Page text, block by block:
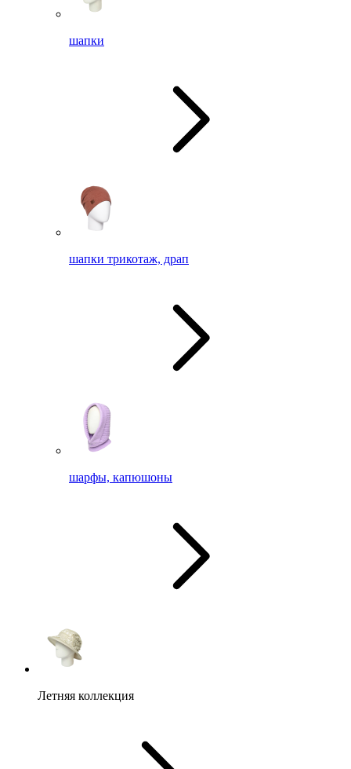
шапки
шапки трикотаж, драп
шарфы, капюшоны
Летняя коллекция